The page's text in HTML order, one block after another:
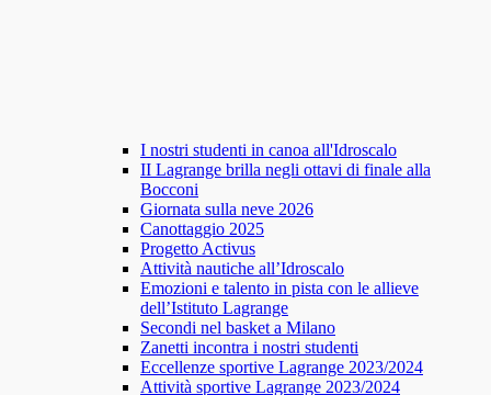
I nostri studenti in canoa all'Idroscalo
II Lagrange brilla negli ottavi di finale alla
Bocconi
Giornata sulla neve 2026
Canottaggio 2025
Progetto Activus
Attività nautiche all’Idroscalo
Emozioni e talento in pista con le allieve
dell’Istituto Lagrange
Secondi nel basket a Milano
Zanetti incontra i nostri studenti
Eccellenze sportive Lagrange 2023/2024
Attività sportive Lagrange 2023/2024